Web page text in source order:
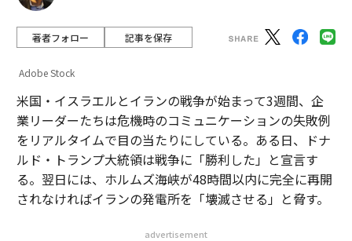
著者フォロー 記事を保存
Adobe Stock
米国・イスラエルとイランの戦争が始まって3週間、企
業リーダーたちは危機時のコミュニケーションの失敗例
をリアルタイムで目の当たりにしている。ある日、ドナ
ルド・トランプ大統領は戦争に「勝利した」と宣言す
る。翌日には、ホルムズ海峡が48時間以内に完全に再開
されなければイランの発電所を「壊滅させる」と脅す。
advertisement